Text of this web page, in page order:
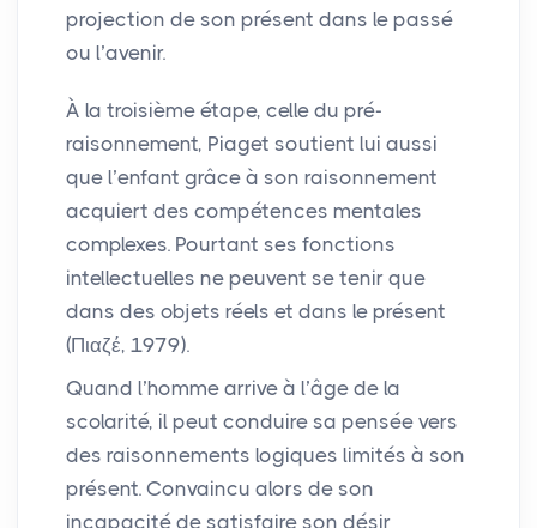
projection de son présent dans le passé
ou l’avenir.
À la troisième étape, celle du pré-
raisonnement, Piaget soutient lui aussi
que l’enfant grâce à son raisonnement
acquiert des compétences mentales
complexes. Pourtant ses fonctions
intellectuelles ne peuvent se tenir que
dans des objets réels et dans le présent
(Πιαζέ, 1979).
Quand l’homme arrive à l’âge de la
scolarité, il peut conduire sa pensée vers
des raisonnements logiques limités à son
présent. Convaincu alors de son
incapacité de satisfaire son désir